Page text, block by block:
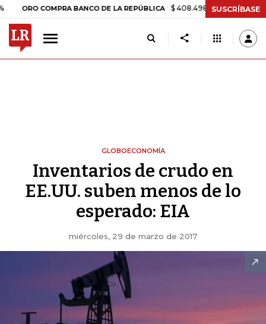
COMPRA BANCO DE LA REPÚBLICA $ 408.498,97 +$ 8.753,81 +2,19%
SUSCRÍBASE
GLOBOECONOMÍA
Inventarios de crudo en
EE.UU. suben menos de lo
esperado: EIA
miércoles, 29 de marzo de 2017